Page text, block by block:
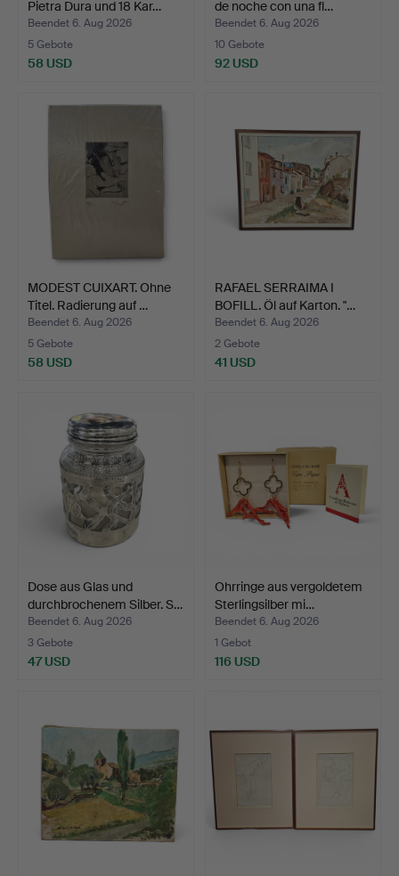
Pietra Dura und 18 Kar…
Beendet 6. Aug 2026
5 Gebote
58 USD
de noche con una fl…
Beendet 6. Aug 2026
10 Gebote
92 USD
MODEST CUIXART. Ohne
Titel. Radierung auf …
Beendet 6. Aug 2026
5 Gebote
58 USD
RAFAEL SERRAIMA I
BOFILL. Öl auf Karton. "…
Beendet 6. Aug 2026
2 Gebote
41 USD
Dose aus Glas und
durchbrochenem Silber. S…
Beendet 6. Aug 2026
3 Gebote
47 USD
Ohrringe aus vergoldetem
Sterlingsilber mi…
Beendet 6. Aug 2026
1 Gebot
116 USD